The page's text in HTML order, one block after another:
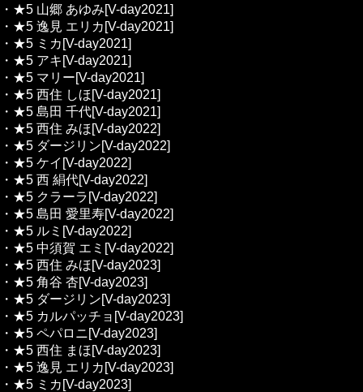
・★5 山郷 あゆみ[V-day2021]
・★5 逸見 エリカ[V-day2021]
・★5 ミカ[V-day2021]
・★5 アキ[V-day2021]
・★5 マリー[V-day2021]
・★5 西住 しほ[V-day2021]
・★5 島田 千代[V-day2021]
・★5 西住 みほ[V-day2022]
・★5 ダージリン[V-day2022]
・★5 ケイ[V-day2022]
・★5 西 絹代[V-day2022]
・★5 クラーラ[V-day2022]
・★5 島田 愛里寿[V-day2022]
・★5 ルミ[V-day2022]
・★5 中須賀 エミ[V-day2022]
・★5 西住 みほ[V-day2023]
・★5 角谷 杏[V-day2023]
・★5 ダージリン[V-day2023]
・★5 カルパッチョ[V-day2023]
・★5 ペパロニ[V-day2023]
・★5 西住 まほ[V-day2023]
・★5 逸見 エリカ[V-day2023]
・★5 ミカ[V-day2023]